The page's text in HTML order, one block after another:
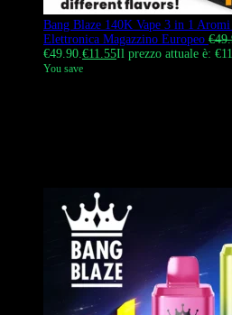
Bang Blaze 140K Vape 3 in 1
Elettronica Magazzino Europeo €
€49.90.€11.55Il prezzo attuale è:
You save